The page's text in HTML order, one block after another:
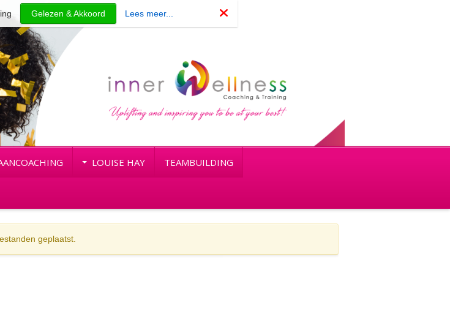
LOUISE HAY TEAMBUILDING
geplaatst.
Gelezen & Akkoord Lees meer...